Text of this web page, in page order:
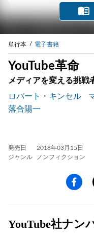
単行本 電子書籍
YouTube革命
メディアを変える挑戦
ロバート・キンセル
落合陽一
発売日
2018年03月15日
ジャンル
ノンフィクション
YouTube社ナン